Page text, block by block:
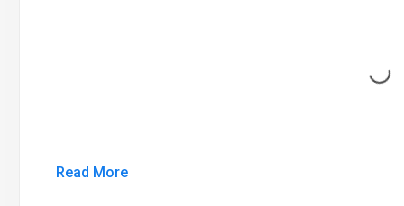
Loading...
Read More